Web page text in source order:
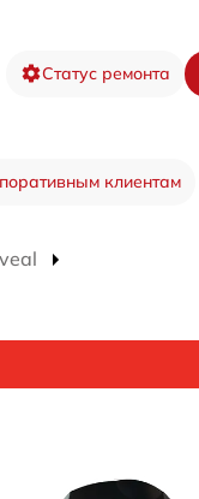
Статус ремонта
клиентам